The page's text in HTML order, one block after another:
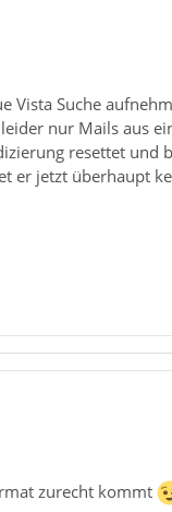
Suche
nur Mails aus
resettet
er jetzt überhaupt
zurecht kommt